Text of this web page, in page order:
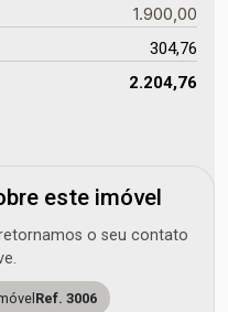
1.900,00
304,76
2.204,76
este imóvel
o seu contato
Ref. 3006